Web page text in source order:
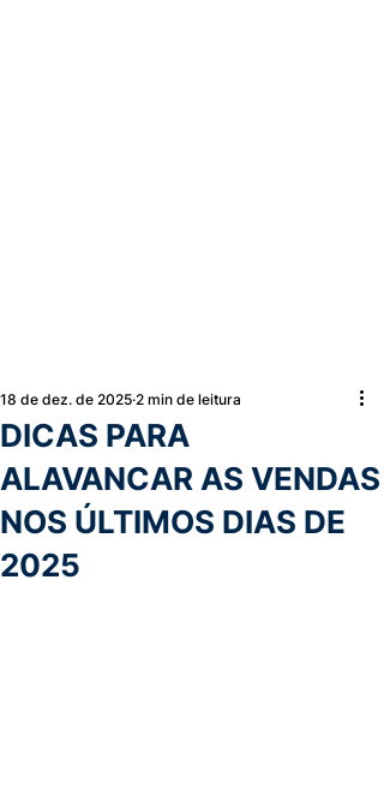
DICAS PARA
ALAVANCAR AS VENDAS
NOS ÚLTIMOS DIAS DE
2025
18 de dez. de 2025 2 min de leitura